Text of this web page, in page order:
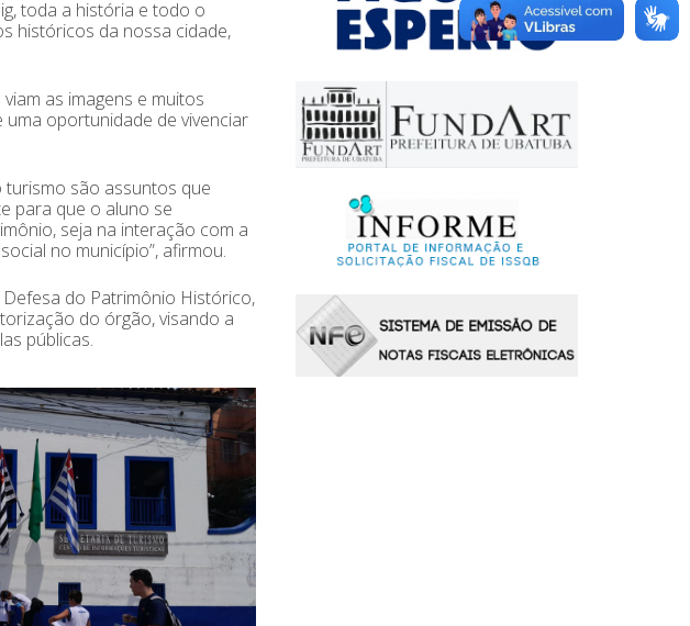
toda a história e todo o
históricos da nossa cidade,
as imagens e muitos
uma oportunidade de vivenciar
turismo são assuntos que
para que o aluno se
seja na interação com a
no município”, afirmou.
do Patrimônio Histórico,
do órgão, visando a
públicas.